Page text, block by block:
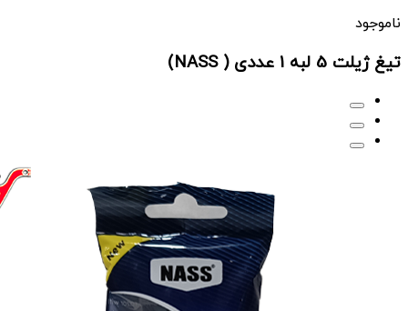
ناموجود
تیغ ژیلت 5 لبه 1 عددی ( NASS)